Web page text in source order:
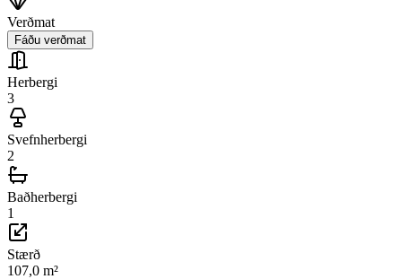
Verðmat
Fáðu verðmat
Herbergi
3
Svefnherbergi
2
Baðherbergi
1
Stærð
107,0 m²